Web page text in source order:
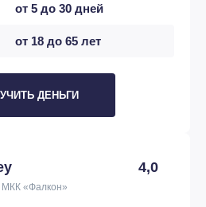
от 5 до 30 дней
от 18 до 65 лет
ДЕНЬГИ
4,0
«Фалкон»